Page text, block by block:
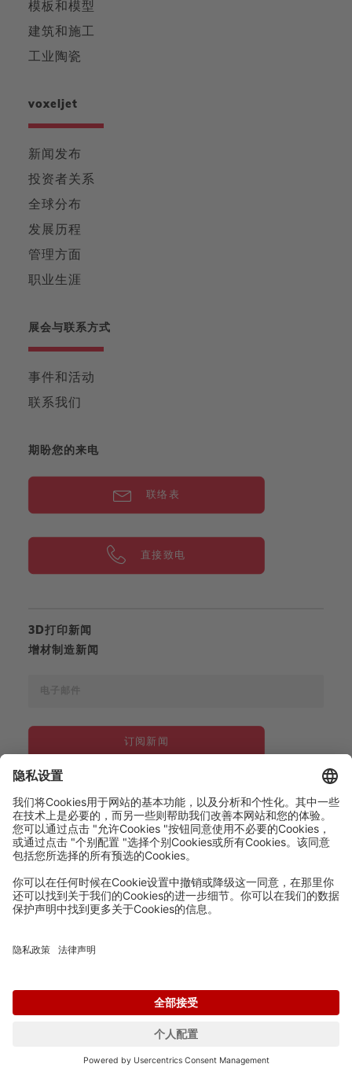
模板和模型
建筑和施工
工业陶瓷
voxeljet
新闻发布
投资者关系
全球分布
发展历程
管理方面
职业生涯
展会与联系方式
事件和活动
联系我们
期盼您的来电
联络表
直接致电
3D打印新闻
增材制造新闻
订阅新闻
© voxeljet AG 2020